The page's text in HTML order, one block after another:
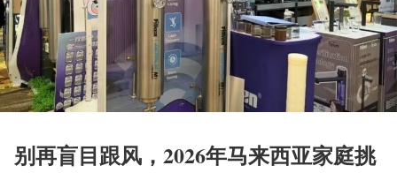
别再盲目跟风，2026年马来西亚家庭挑